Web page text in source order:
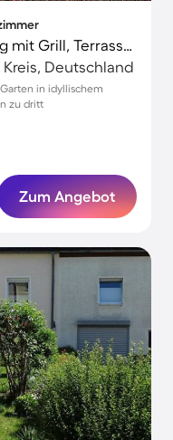
Familienorientierte Wohnung mit Grill, Terrasse und Garten | Gartenblick | Perfekt für die Arbeit von Zuhause
Deutschland
in idyllischem
zu dritt
Zum Angebot